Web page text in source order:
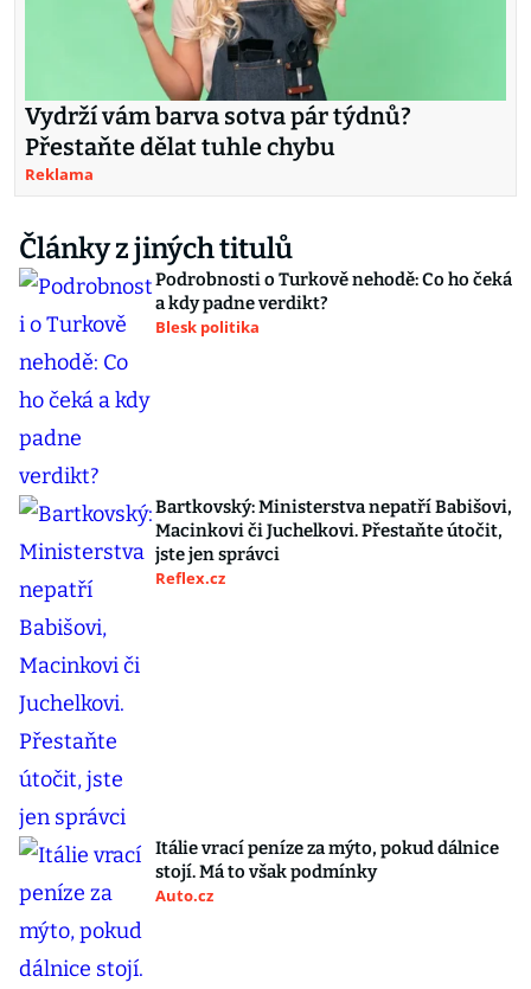
Vydrží vám barva sotva pár týdnů?
Přestaňte dělat tuhle chybu
Reklama
Články z jiných titulů
Podrobnosti o Turkově nehodě: Co ho čeká
a kdy padne verdikt?
Blesk politika
Bartkovský: Ministerstva nepatří Babišovi,
Macinkovi či Juchelkovi. Přestaňte útočit,
jste jen správci
Reflex.cz
Itálie vrací peníze za mýto, pokud dálnice
stojí. Má to však podmínky
Auto.cz